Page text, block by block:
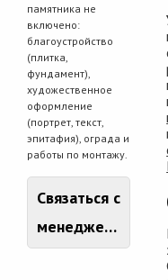
памятника не
включено:
благоустройство
(плитка,
фундамент),
художественное
оформление
(портрет, текст,
эпитафия), ограда и
работы по монтажу.
Связаться с
менеджером